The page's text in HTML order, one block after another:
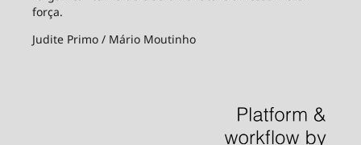
força.
Judite Primo / Mário Moutinho